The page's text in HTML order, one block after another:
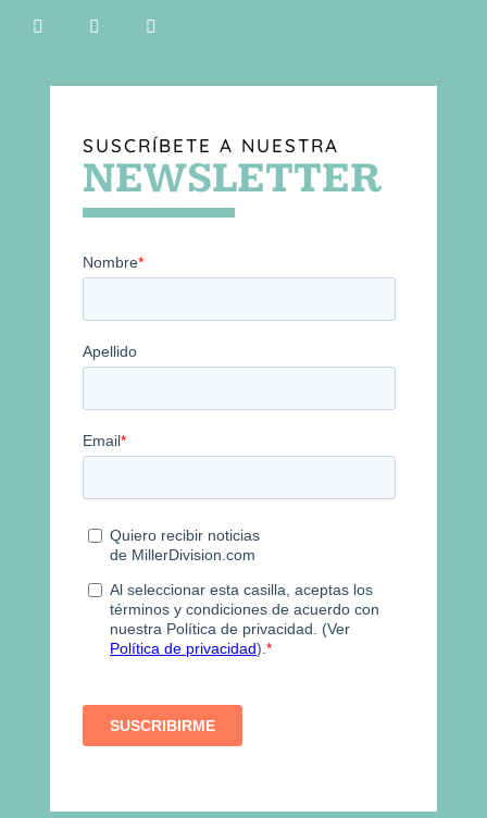
SUSCRÍBETE A NUESTRA
NEWSLETTER